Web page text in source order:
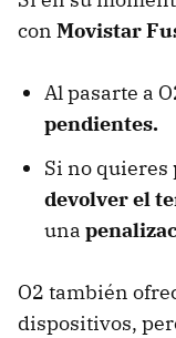
con Movistar
Al pasarte a
pendientes.
Si no quieres
devolver el
una
O2 también
dispositivos,